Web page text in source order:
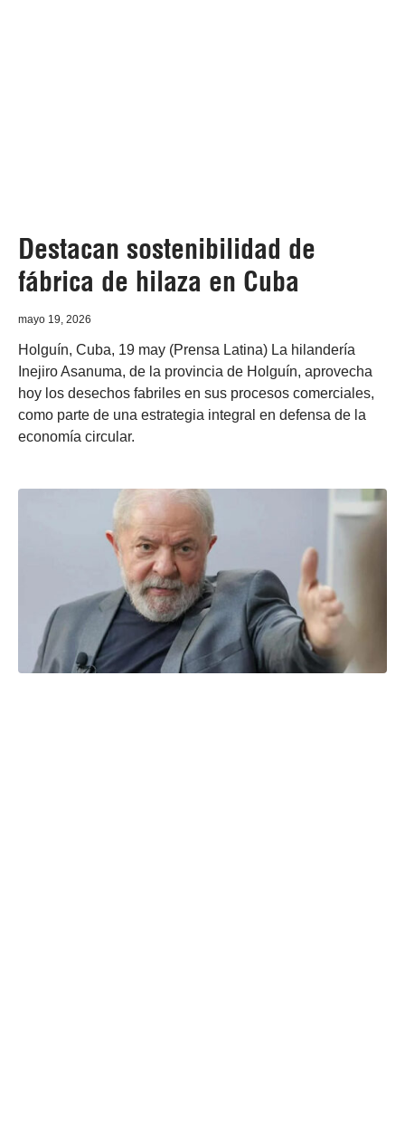
Destacan sostenibilidad de
fábrica de hilaza en Cuba
mayo 19, 2026
Holguín, Cuba, 19 may (Prensa Latina) La hilandería
Inejiro Asanuma, de la provincia de Holguín, aprovecha
hoy los desechos fabriles en sus procesos comerciales,
como parte de una estrategia integral en defensa de la
economía circular.